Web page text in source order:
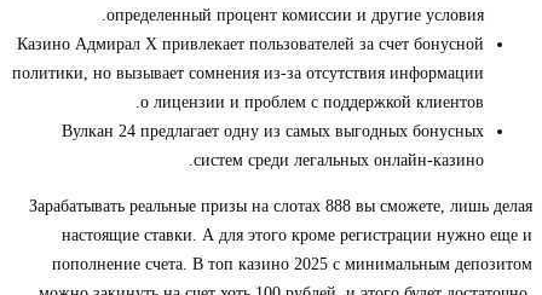
определенный процент комиссии и другие условия.
Казино Адмирал Х привлекает пользователей за счет бонусной
политики, но вызывает сомнения из-за отсутствия информации
о лицензии и проблем с поддержкой клиентов.
Вулкан 24 предлагает одну из самых выгодных бонусных
систем среди легальных онлайн-казино.
Зарабатывать реальные призы на слотах 888 вы сможете, лишь делая
настоящие ставки. А для этого кроме регистрации нужно еще и
пополнение счета. В топ казино 2025 с минимальным депозитом